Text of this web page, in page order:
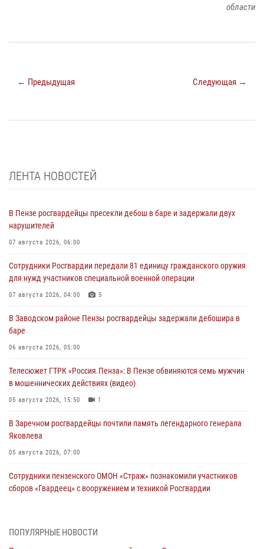
области
← Предыдущая Следующая →
ЛЕНТА НОВОСТЕЙ
В Пензе росгвардейцы пресекли дебош в баре и задержали двух
нарушителей
07 августа 2026, 06:00
Сотрудники Росгвардии передали 81 единицу гражданского оружия
для нужд участников специальной военной операции
07 августа 2026, 04:00 5
В Заводском районе Пензы росгвардейцы задержали дебошира в
баре
06 августа 2026, 05:00
Телесюжет ГТРК «Россия.Пенза»: В Пензе обвиняются семь мужчин
в мошеннических действиях (видео)
05 августа 2026, 15:50 1
В Заречном росгвардейцы почтили память легендарного генерала
Яковлева
05 августа 2026, 07:00
Сотрудники пензенского ОМОН «Страж» познакомили участников
сборов «Гвардеец» с вооружением и техникой Росгвардии
В Пензе сотрудники Росгвардии оказали помощь
ПОПУЛЯРНЫЕ НОВОСТИ